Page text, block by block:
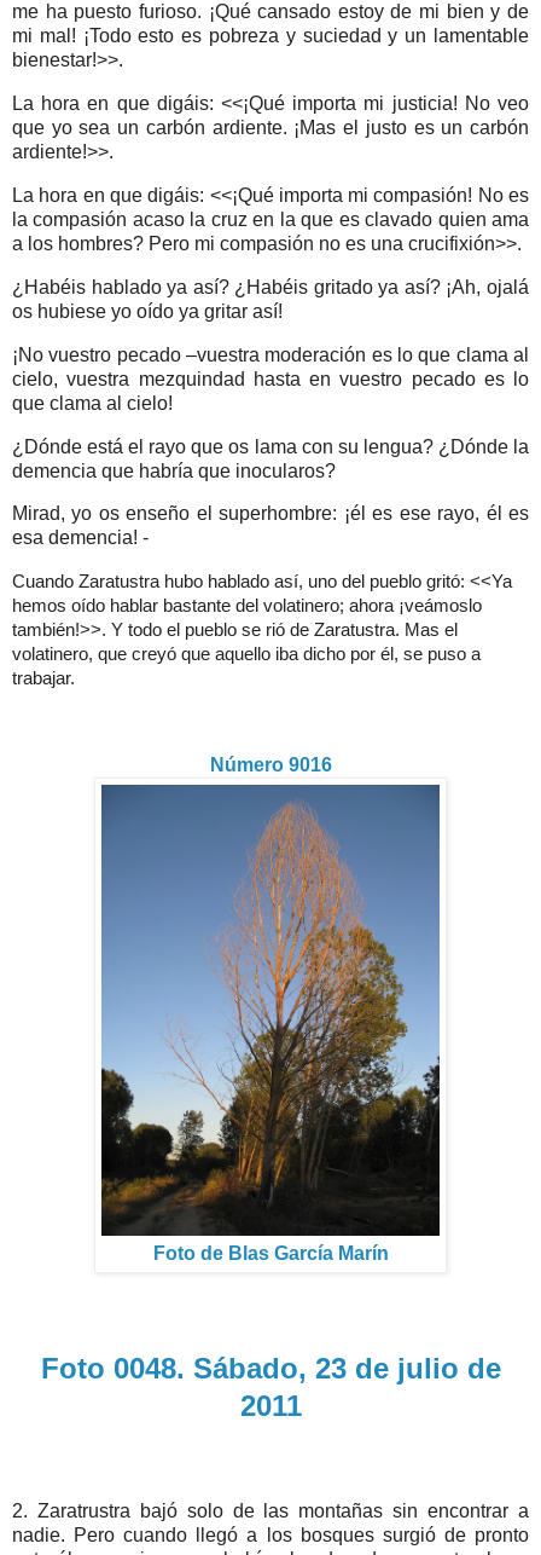
me ha puesto furioso. ¡Qué cansado estoy de mi bien y de
mi mal! ¡Todo esto es pobreza y suciedad y un lamentable
bienestar!>>.
La hora en que digáis: <<¡Qué importa mi justicia! No veo
que yo sea un carbón ardiente. ¡Mas el justo es un carbón
ardiente!>>.
La hora en que digáis: <<¡Qué importa mi compasión! No es
la compasión acaso la cruz en la que es clavado quien ama
a los hombres? Pero mi compasión no es una crucifixión>>.
¿Habéis hablado ya así? ¿Habéis gritado ya así? ¡Ah, ojalá
os hubiese yo oído ya gritar así!
¡No vuestro pecado –vuestra moderación es lo que clama al
cielo, vuestra mezquindad hasta en vuestro pecado es lo
que clama al cielo!
¿Dónde está el rayo que os lama con su lengua? ¿Dónde la
demencia que habría que inocularos?
Mirad, yo os enseño el superhombre: ¡él es ese rayo, él es
esa demencia! -
Cuando Zaratustra hubo hablado así, uno del pueblo gritó: <<Ya
hemos oído hablar bastante del volatinero; ahora ¡veámoslo
también!>>. Y todo el pueblo se rió de Zaratustra. Mas el
volatinero, que creyó que aquello iba dicho por él, se puso a
trabajar.
Número 9016
Foto de Blas García Marín
Foto 0048. Sábado, 23 de julio de
2011
2. Zaratrustra bajó solo de las montañas sin encontrar a
nadie. Pero cuando llegó a los bosques surgió de pronto